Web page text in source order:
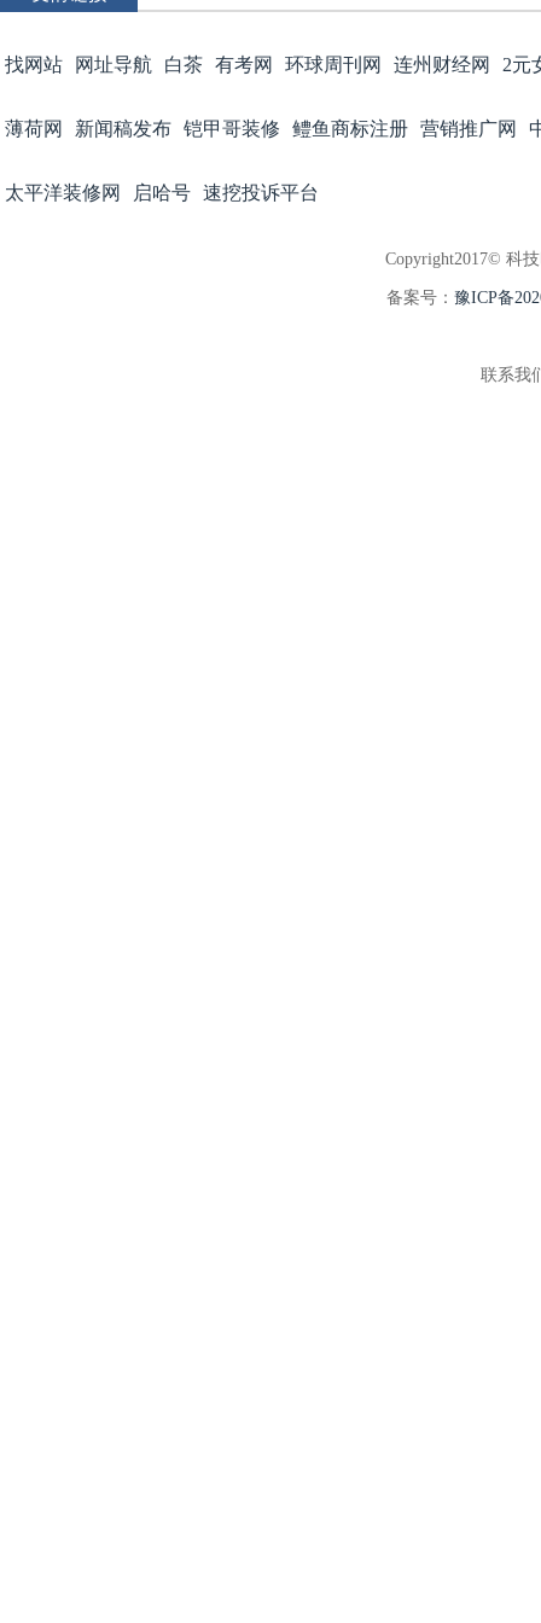
找网站 网址导航 白茶 有考网 环球周刊网 连州财经网 2元
薄荷网 新闻稿发布 铠甲哥装修 鳢鱼商标注册 营销推广网
太平洋装修网 启哈号 速挖投诉平台
Copyright2017© 科
备案号： 豫ICP备
联系我